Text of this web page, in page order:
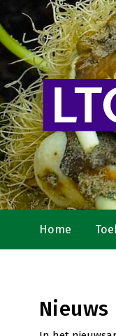
Home
Nieuws